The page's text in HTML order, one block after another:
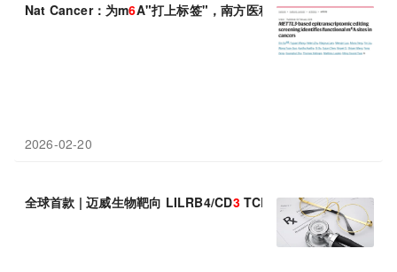
Nat Cancer：为m6A"打上标签"，南方医科大学何厚胜/许鑫利用
2026-02-20
全球首款 | 迈威生物靶向 LILRB4/CD3TCE 双抗创新药6